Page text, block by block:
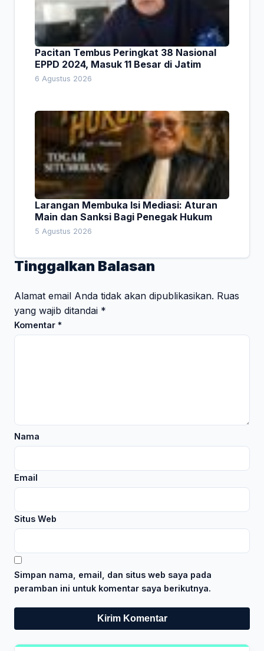
Pacitan Tembus Peringkat 38 Nasional
EPPD 2024, Masuk 11 Besar di Jatim
6 Agustus 2026
Larangan Membuka Isi Mediasi: Aturan
Main dan Sanksi Bagi Penegak Hukum
5 Agustus 2026
Tinggalkan Balasan
Alamat email Anda tidak akan dipublikasikan. Ruas
yang wajib ditandai *
Komentar *
Nama
Email
Situs Web
Simpan nama, email, dan situs web saya pada
peramban ini untuk komentar saya berikutnya.